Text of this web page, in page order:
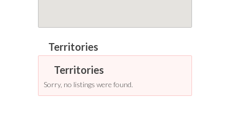
Sorry, no listings were found.